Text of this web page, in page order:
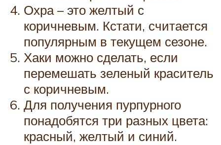
Охра – это желтый с
коричневым. Кстати, считается
популярным в текущем сезоне.
Хаки можно сделать, если
перемешать зеленый краситель
с коричневым.
Для получения пурпурного
понадобятся три разных цвета:
красный, желтый и синий.